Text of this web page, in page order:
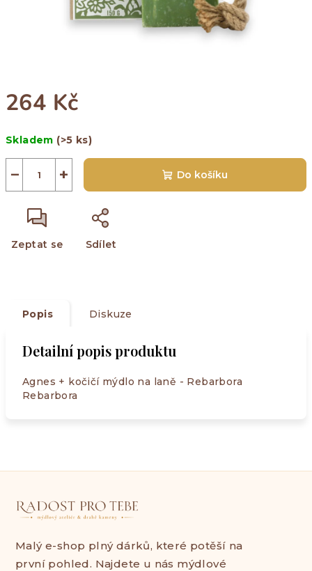
264 Kč
cena:
Skladem (>5 ks)
+
− Do košíku
Zeptat se Sdílet
Popis Diskuze
Detailní popis produktu
Agnes + kočičí mýdlo na laně - Rebarbora
Rebarbora
Malý e-shop plný dárků, které potěší na
první pohled. Najdete u nás mýdlové